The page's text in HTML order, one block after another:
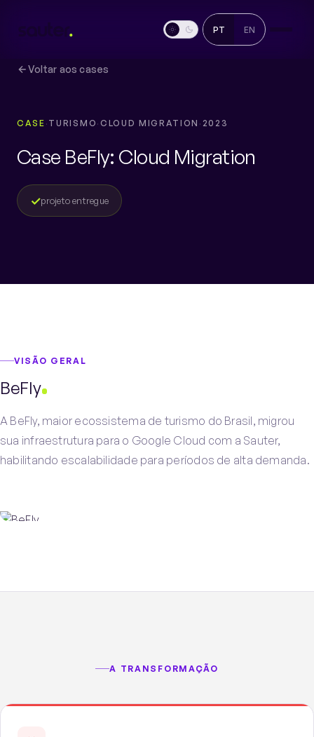
PT EN
Falar com a Sauter
Voltar aos cases
CASE TURISMO CLOUD MIGRATION 2023
Case BeFly: Cloud Migration
✓projeto entregue
VISÃO GERAL
BeFly
A BeFly, maior ecossistema de turismo do Brasil, migrou
sua infraestrutura para o Google Cloud com a Sauter,
habilitando escalabilidade para períodos de alta demanda.
A TRANSFORMAÇÃO